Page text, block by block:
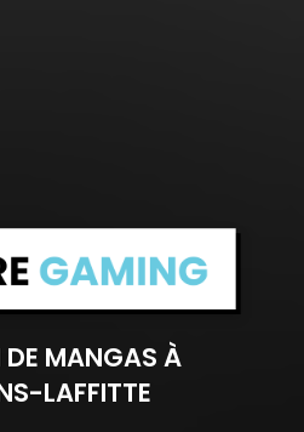
MANGAS À
LAFFITTE